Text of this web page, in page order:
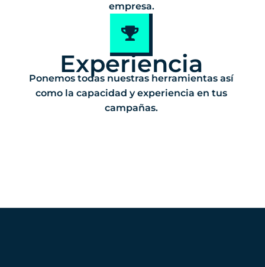
empresa.
Experiencia
Ponemos todas nuestras herramientas así
como la capacidad y experiencia en tus
campañas.